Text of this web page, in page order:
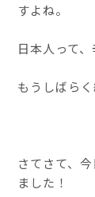
すよね。
日本人って
もうしばら
さてさて、
ました！